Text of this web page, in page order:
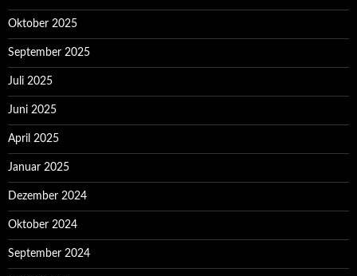
Oktober 2025
September 2025
Juli 2025
Juni 2025
April 2025
Januar 2025
Dezember 2024
Oktober 2024
September 2024